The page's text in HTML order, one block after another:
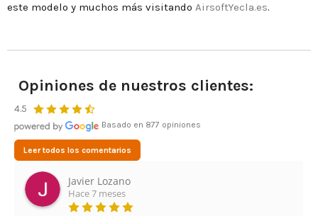
este modelo y muchos más visitando AirsoftYecla.es.
Opiniones de nuestros clientes:
4.5
Basado en 877 opiniones
Leer todos los comentarios
Leonardo Cifuentes Ortiz
Hace 3 meses